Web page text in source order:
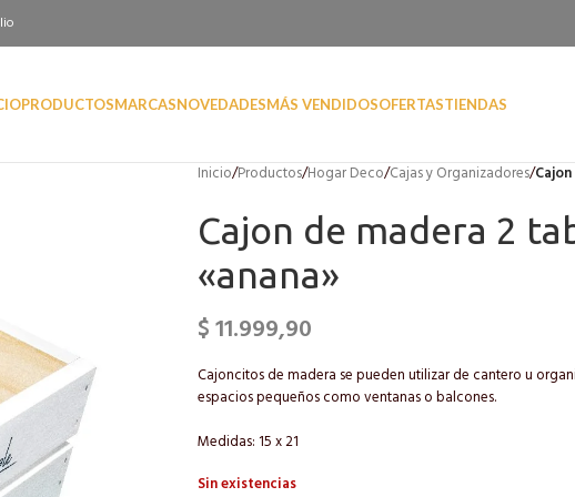
PRODUCTOSMARCASNOVEDADESMÁS VENDIDOSOFERTASTIENDAS
Inicio/Productos/Hogar Deco/Cajas y Organizadores/
Cajon de madera 2
«anana»
$11.999,90
Cajoncitos de madera se pueden utilizar de cantero u
espacios pequeños como ventanas o balcones.
Medidas: 15 x 21
Sin existencias